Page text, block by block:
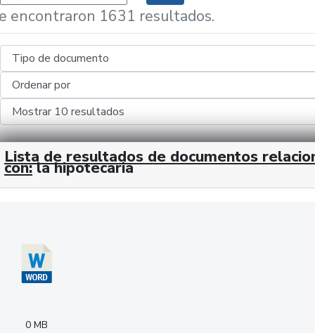
encontraron 1631 resultados.
Lista de resultados de documentos
con: la hipotecaria
0 MB